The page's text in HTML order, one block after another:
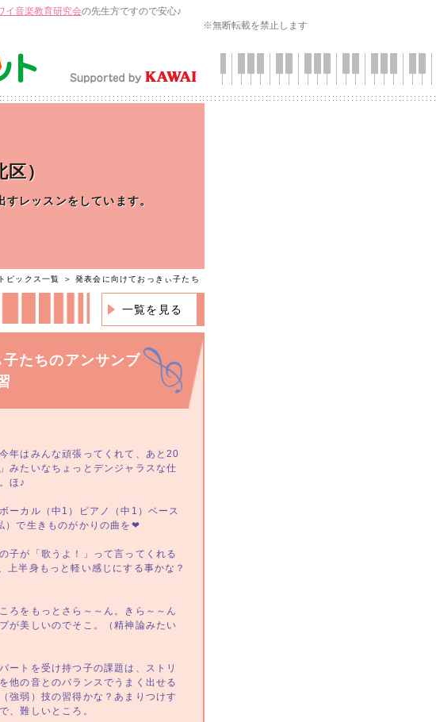
イ音楽教育研究会の先生方ですので安心♪
※無断転載を禁止します
）
レッスンをしています。
トピックス一覧
＞ 発表会に向けておっきぃ子たち
一覧を見る
たちのアンサンブ
年はみんな頑張ってくれて、あと20
みたいなちょっとデンジャラスな仕
ほ♪
ーカル（中1）ピアノ（中1）ベース
）で生きものがかりの曲を❤
子が「歌うよ！」って言ってくれる
半身もっと軽い感じにする事かな？
ろをもっとさら～～ん。きら～～ん
が美しいのでそこ。（精神論みたい
ートを受け持つ子の課題は、ストリ
他の音とのバランスでうまく出せる
強弱）技の習得かな？あまりつけす
、難しいところ。